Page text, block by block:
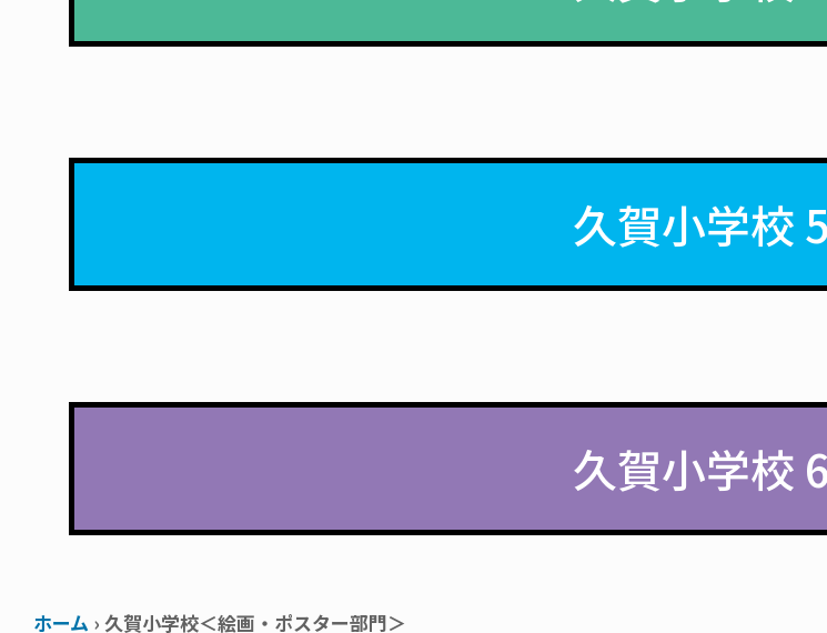
久賀小学校
久賀小学校
ホーム › 久賀小学校＜絵画・ポスター部門＞